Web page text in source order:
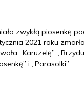
zwykłą piosenkę
2021 roku zmarła
„Karuzelę”,
i „Parasolki”.